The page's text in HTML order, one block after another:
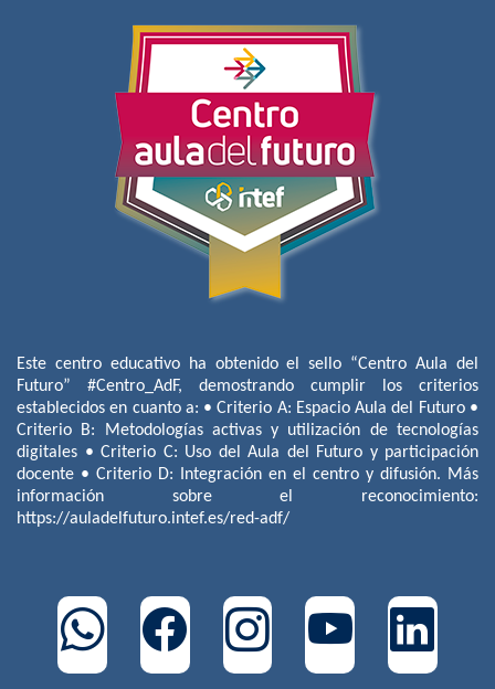
Este centro educativo ha obtenido el sello “Centro Aula del
Futuro” #Centro_AdF, demostrando cumplir los criterios
establecidos en cuanto a: • Criterio A: Espacio Aula del Futuro •
Criterio B: Metodologías activas y utilización de tecnologías
digitales • Criterio C: Uso del Aula del Futuro y participación
docente • Criterio D: Integración en el centro y difusión. Más
información sobre el reconocimiento:
https://auladelfuturo.intef.es/red-adf/